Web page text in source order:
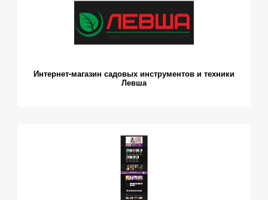
Интернет-магазин садовых инструментов и техники
Левша